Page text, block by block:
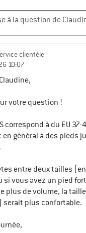
clientèle
10:07
votre question !
correspond à du EU 37-
général à des pieds
entre deux tailles
si vous avez un pied
plus de volume, la taille
serait plus confortable.